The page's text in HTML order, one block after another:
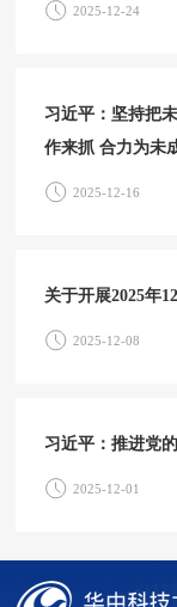
2025-12-24
习近平：坚持把
作来抓 合力为未
2025-12-16
关于开展2025年
2025-12-08
习近平：推进党
2025-12-01